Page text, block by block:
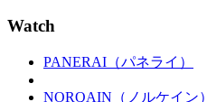
Watch
PANERAI（パネライ）
NORQAIN（ノルケイン）